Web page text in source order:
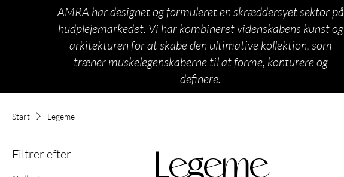
AMRA har designet og formuleret en skræddersyet sektor på
hudplejemarkedet. Vi har kombineret videnskabens kunst og
arkitekturen for at skabe den ultimative kollektion, som
træner muskelegenskaberne til at forme, konturere og
definere.
Start Legeme
Filtrer efter Legeme